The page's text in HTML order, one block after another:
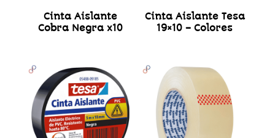
Cinta Aislante
Cobra Negra x10
Cinta Aislante Tesa
19×10 – Colores